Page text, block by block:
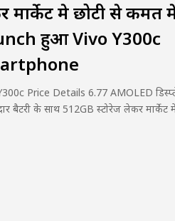
मार्केट मे छोटी से कीमत
हुआ Vivo Y300c
Price Details 6.77 AMOLED
बैटरी के साथ 512GB स्टोरेज लेकर मार्केट